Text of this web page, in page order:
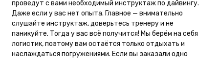
проведут с вами необходимый инструктаж по дайвингу.
Даже если у вас нет опыта. Главное — внимательно
слушайте инструктаж, доверьтесь тренеру и не
паникуйте. Тогда у вас всё получится! Мы берём на себя
логистик, поэтому вам остаётся только отдыхать и
наслаждаться погружениями. Если вы заказали одно